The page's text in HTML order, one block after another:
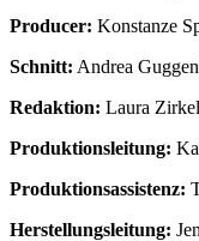
Producer: Konstanze
Schnitt: Andrea
Redaktion: Laura
Produktionsleitung:
Produktionsassistenz:
Herstellungsleitung: